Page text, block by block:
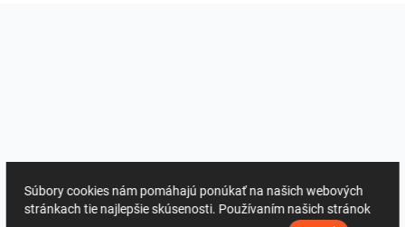
Súbory cookies nám pomáhajú ponúkať na našich webových
stránkach tie najlepšie skúsenosti. Používaním našich stránok